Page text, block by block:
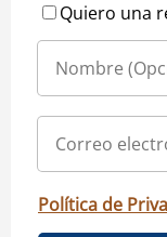
Quiero una
Política de